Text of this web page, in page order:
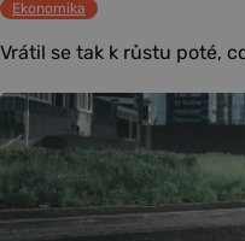
Ekonomika
Vrátil se tak k růstu poté,